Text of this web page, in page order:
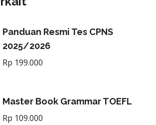
Panduan Resmi Tes CPNS
2025/2026
Rp 199.000
Master Book Grammar TOEFL
Rp 109.000